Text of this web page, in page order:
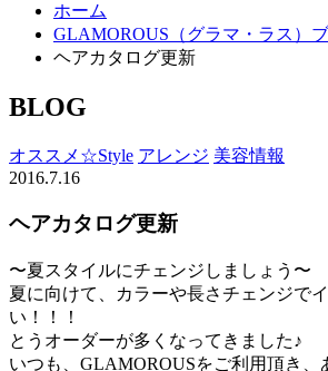
ホーム
GLAMOROUS（グラマ・ラス）
ヘアカタログ更新
BLOG
オススメ☆Style アレンジ 美容情報
2016.7.16
ヘアカタログ更新
〜夏スタイルにチェンジしましょう〜
夏に向けて、カラーや長さチェンジで
い！！！
とうオーダーが多くなってきました♪
いつも、GLAMOROUSをご利用頂き、